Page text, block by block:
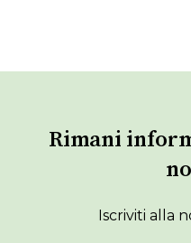
Rimani
Iscriviti alla